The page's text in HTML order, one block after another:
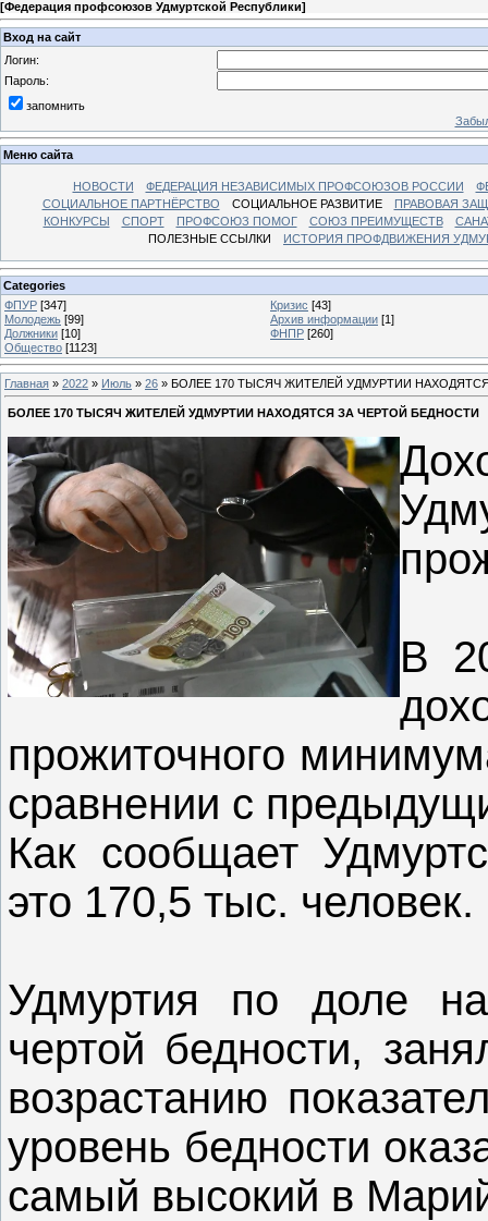
[Федерация профсоюзов Удмуртской Республики]
Вход на сайт
Логин:
Пароль:
запомнить
Меню сайта
НОВОСТИ ФЕДЕРАЦИЯ НЕЗАВИСИМЫХ ПРОФСОЮЗОВ РОССИИ
СОЦИАЛЬНОЕ ПАРТНЁРСТВО
СОЦИАЛЬНОЕ РАЗВИТИЕ
ПРАВОВАЯ
КОНКУРСЫ
СПОРТ ПРОФСОЮЗ ПОМОГ СОЮЗ ПРЕИМУЩЕСТВ
ПОЛЕЗНЫЕ ССЫЛКИ
ИСТОРИЯ ПРОФДВИЖЕНИЯ
Categories
ФПУР [347] Кризис [43]
Молодежь [99] Архив информации [1]
Должники [10] ФНПР [260]
Общество [1123]
Главная » 2022 » Июль » 26 » БОЛЕЕ 170 ТЫСЯЧ ЖИТЕЛЕЙ УДМУРТИИ
БОЛЕЕ 170 ТЫСЯЧ ЖИТЕЛЕЙ УДМУРТИИ НАХОДЯТСЯ ЗА ЧЕРТОЙ БЕДНОСТИ
В
прожиточного
сравнении с
Как сообщает
это 170,5 тыс. человек.
Удмуртия по доле
чертой бедности,
возрастанию
уровень бедности
самый высокий в